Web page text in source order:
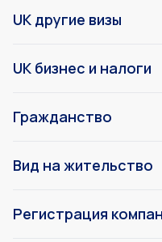
UK другие визы
UK бизнес и налоги
Гражданство
Вид на жительство
Регистрация